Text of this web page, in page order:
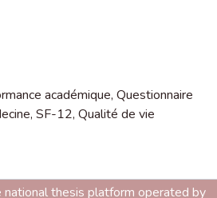
académique, Questionnaire
, SF-12, Qualité de vie
thesis platform operated by